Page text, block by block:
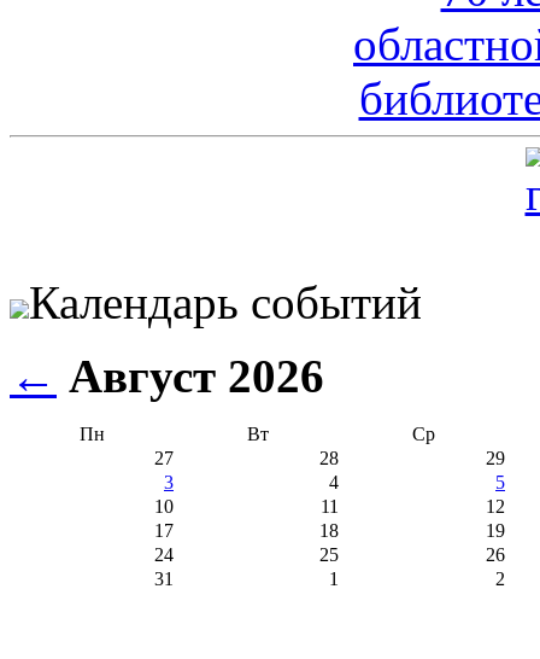
Календарь событий
← Август 2026
Пн Вт
Ср
27
28
29
3
4
5
10
11
12
17
18
19
24
25
26
31
1 2